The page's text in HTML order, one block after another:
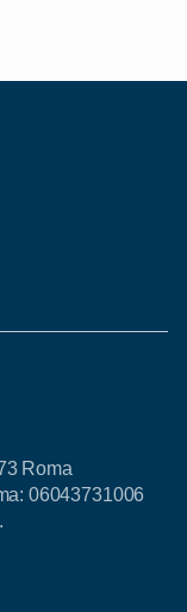
Roma
06043731006